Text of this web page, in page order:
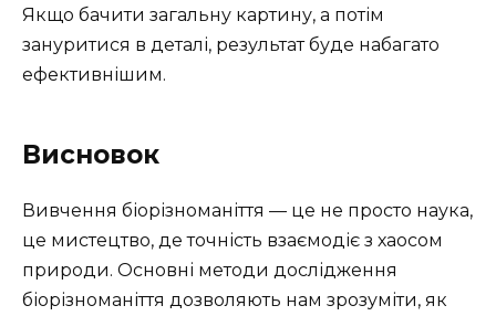
Якщо бачити загальну картину, а потім
зануритися в деталі, результат буде набагато
ефективнішим.
Висновок
Вивчення біорізноманіття — це не просто наука,
це мистецтво, де точність взаємодіє з хаосом
природи. Основні методи дослідження
біорізноманіття дозволяють нам зрозуміти, як